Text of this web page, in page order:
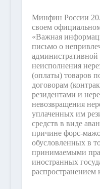
Минфин России
своем
«Важная
письмо о
административной
неисполнения
(оплаты) товаров
договорам
резидентами и
невозвращения
уплаченных им
средств в виде
причине форс-
обусловленных в
принимаемыми
иностранных